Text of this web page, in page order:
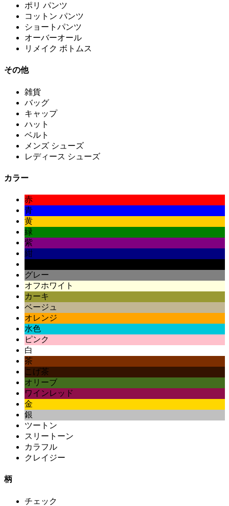
ポリ パンツ
コットン パンツ
ショートパンツ
オーバーオール
リメイク ボトムス
その他
雑貨
バッグ
キャップ
ハット
ベルト
メンズ シューズ
レディース シューズ
カラー
赤
青
黄
緑
紫
紺
グレー
オフホワイト
カーキ
ベージュ
オレンジ
水色
ピンク
白
茶
こげ茶
オリーブ
ワインレッド
金
銀
ツートン
スリートーン
カラフル
クレイジー
柄
チェック